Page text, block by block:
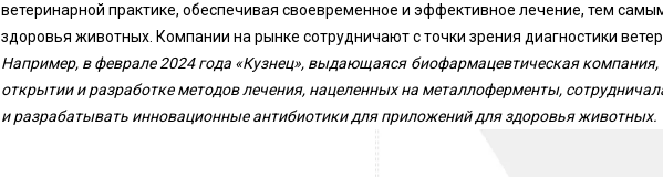
ветеринарной практике, обеспечивая своевременное и эффективное лечение, тем
здоровья животных. Компании на рынке сотрудничают с точки зрения диагностики
Например, в феврале 2024 года «Кузнец», выдающаяся биофармацевтическая
открытии и разработке методов лечения, нацеленных на металлоферменты,
и разрабатывать инновационные антибиотики для приложений для здоровья животных.